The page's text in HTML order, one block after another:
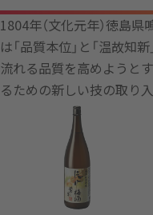
1804年（文化元年）徳島
は「品質本位」と「温故知
流れる品質を高めようと
るための新しい技の取り